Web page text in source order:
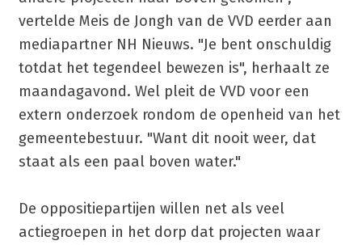
vertelde Meis de Jongh van de VVD eerder aan
mediapartner NH Nieuws. "Je bent onschuldig
totdat het tegendeel bewezen is", herhaalt ze
maandagavond. Wel pleit de VVD voor een
extern onderzoek rondom de openheid van het
gemeentebestuur. "Want dit nooit weer, dat
staat als een paal boven water."
De oppositiepartijen willen net als veel
actiegroepen in het dorp dat projecten waar